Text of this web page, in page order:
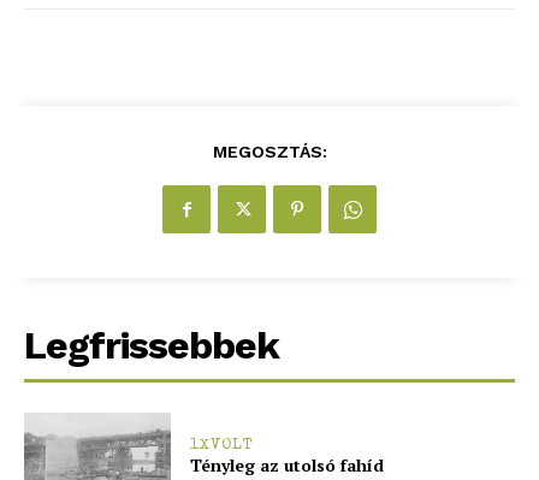
MEGOSZTÁS:
Legfrissebbek
1XVOLT
Tényleg az utolsó fahíd